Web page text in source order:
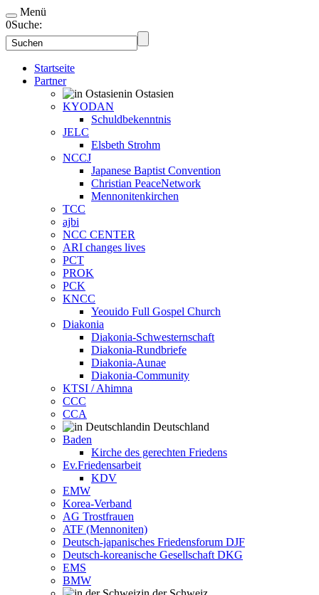
Menü
0Suche:
Startseite
Partner
in Ostasien
KYODAN
Schuldbekenntnis
JELC
Elsbeth Strohm
NCCJ
Japanese Baptist Convention
Christian PeaceNetwork
Mennonitenkirchen
TCC
ajbi
NCC CENTER
ARI changes lives
PCT
PROK
PCK
KNCC
Yeouido Full Gospel Church
Diakonia
Diakonia-Schwesternschaft
Diakonia-Rundbriefe
Diakonia-Aunae
Diakonia-Community
KTSI / Ahimna
CCC
CCA
in Deutschland
Baden
Kirche des gerechten Friedens
Ev.Friedensarbeit
KDV
EMW
Korea-Verband
AG Trostfrauen
ATF (Mennoniten)
Deutsch-japanisches Friedensforum DJF
Deutsch-koreanische Gesellschaft DKG
EMS
BMW